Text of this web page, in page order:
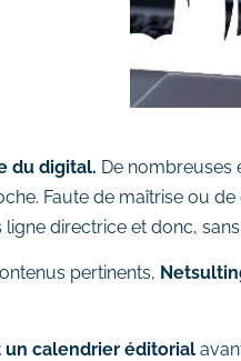
du digital. De nombreuses
Faute de maîtrise ou
directrice et donc,
pertinents,
calendrier éditorial